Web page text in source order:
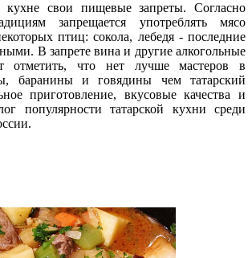
кухне свои пищевые запреты. Согласно
запрещается употреблять мясо
птиц: сокола, лебедя - последние
В запрете вина и другие алкогольные
отметить, что нет лучше мастеров в
баранины и говядины чем татарский
приготовление, вкусовые качества и
популярности татарской кухни среди